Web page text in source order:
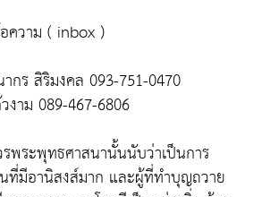
ความ ( inbox )
ร สิริมงคล 093-751-0470
าม 089-467-6806
พระพุทธศาสนานั้นนับว่าเป็นการ
ที่มีอานิสงส์มาก และผู้ที่ทำบุญถวาย